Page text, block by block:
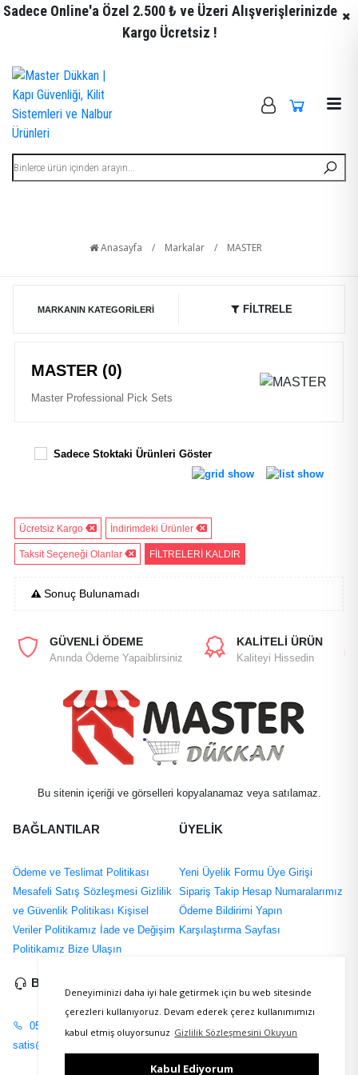
Deneyiminizi daha iyi hale getirmek için bu web sitesinde
çerezleri kullanıyoruz. Devam ederek çerez kullanımımızı
kabul etmiş oluyorsunuz Gizlilik Sözleşmesini Okuyun
Kabul Ediyorum
Sadece Online'a Özel 2.500 ₺ ve Üzeri Alışverişlerinizde
Kargo Ücretsiz !
Anasayfa / Markalar / MASTER
MARKANIN KATEGORILERI FİLTRELE
MASTER (0)
Master Professional Pick Sets
Sadece Stoktaki Ürünleri Göster
Ücretsiz Kargo İndirimdeki Ürünler
Taksit Seçeneği Olanlar FİLTRELERİ KALDIR
Sonuç Bulunamadı
GÜVENLİ ÖDEME
Anında Ödeme Yapaiblirsiniz
KALİTELİ ÜRÜN
Kaliteyi Hissedin
Bu sitenin içeriği ve görselleri kopyalanamaz veya satılamaz.
BAĞLANTILAR
Ödeme ve Teslimat Politikası
Mesafeli Satış Sözleşmesi Gizlilik
ve Güvenlik Politikası Kişisel
Veriler Politikamız İade ve Değişim
Politikamız Bize Ulaşın
ÜYELİK
Yeni Üyelik Formu Üye Girişi
Sipariş Takip Hesap Numaralarımız
Ödeme Bildirimi Yapın
Karşılaştırma Sayfası
BİZE ULAŞIN
0535 867 2161
satis@masterpick.net